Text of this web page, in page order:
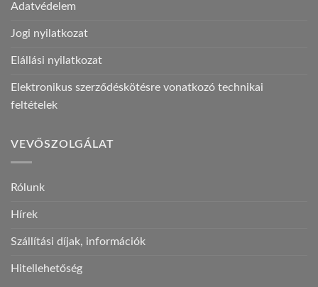
Adatvédelem
Jogi nyilatkozat
Elállási nyilatkozat
Elektronikus szerződéskötésre vonatkozó technikai
feltételek
VEVŐSZOLGÁLAT
Rólunk
Hírek
Szállítási díjak, információk
Hitellehetőség